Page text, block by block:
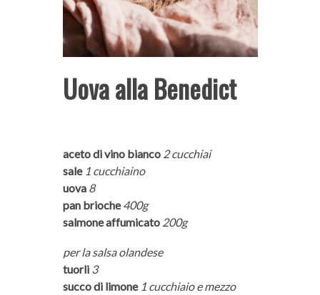
Uova alla Benedict
aceto di vino bianco 2 cucchiai
sale 1 cucchiaino
uova 8
pan brioche 400g
salmone affumicato 200g
per la salsa olandese
tuorli 3
succo di limone 1 cucchiaio e mezzo